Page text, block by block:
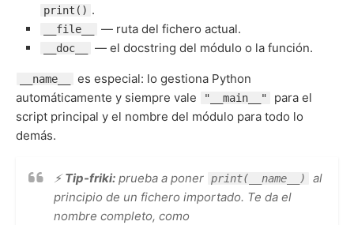
print() .
__file__ — ruta del fichero actual.
__doc__ — el docstring del módulo o la función.
__name__
es especial: lo gestiona Python
automáticamente y siempre vale
"__main__"
para el
script principal y el nombre del módulo para todo lo
demás.
⚡Tip-friki: prueba a poner print(__name__)
al
principio de un fichero importado. Te da el
nombre completo, como